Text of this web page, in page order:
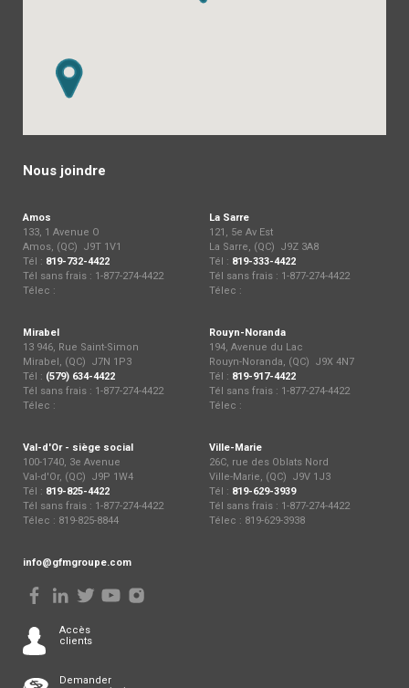
Nous joindre
Amos
133, 1 Avenue O
Amos, (QC) J9T 1V1
Tél : 819-732-4422
Tél sans frais : 1-877-274-4422
Télec :
La Sarre
121, 5e Av Est
La Sarre, (QC) J9Z 3A8
Tél : 819-333-4422
Tél sans frais : 1-877-274-4422
Télec :
Mirabel
13 946, Rue Saint-Simon
Mirabel, (QC) J7N 1P3
Tél : (579) 634-4422
Tél sans frais : 1-877-274-4422
Télec :
Rouyn-Noranda
194, Avenue du Lac
Rouyn-Noranda, (QC) J9X 4N7
Tél : 819-917-4422
Tél sans frais : 1-877-274-4422
Télec :
Val-d'Or - siège social
100-1740, 3e Avenue
Val-d'Or, (QC) J9P 1W4
Tél : 819-825-4422
Tél sans frais : 1-877-274-4422
Télec : 819-825-8844
Ville-Marie
26C, rue des Oblats Nord
Ville-Marie, (QC) J9V 1J3
Tél : 819-629-3939
Tél sans frais : 1-877-274-4422
Télec : 819-629-3938
info@gfmgroupe.com
Accès
clients
Demander